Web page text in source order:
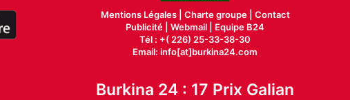
Mentions Légales | Charte groupe | Contact
Publicité |Webmail |
Equipe B24
Tél : +( 226) 25-33-38-30
Email: info[at]burkina24.com
Burkina 24 : 17 Prix Galian